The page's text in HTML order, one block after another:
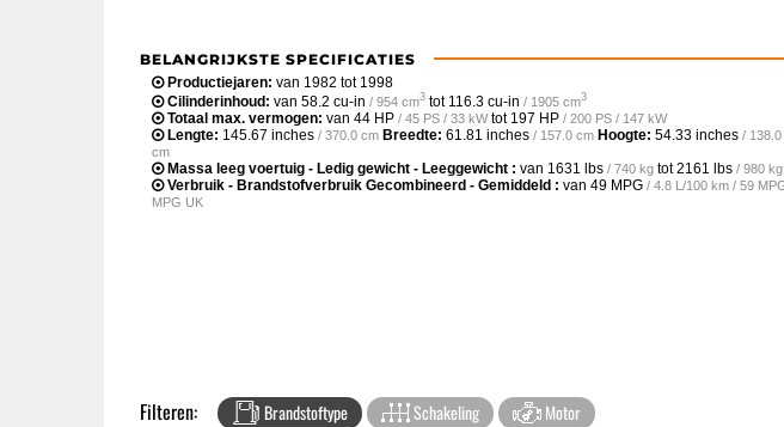
BELANGRIJKSTE SPECIFICATIES
Productiejaren: van 1982 tot 1998
Cilinderinhoud: van 58.2 cu-in / 954 cm3 tot 116.3 cu-in / 1905 cm3
Totaal max. vermogen: van 44 HP / 45 PS / 33 kWtot 197 HP / 200 PS / 147 kW
Lengte: 145.67 inches / 370.0 cm Breedte: 61.81 inches / 157.0 cm Hoogte: 54.33 inches /
cm
Massa leeg voertuig - Ledig gewicht - Leeggewicht : van 1631 lbs / 740 kg tot2161 lbs / 980 kg
Verbruik - Brandstofverbruik Gecombineerd - Gemiddeld : van 49 MPG / 4.8 L/100 km / 59
MPG UK
Filteren: Brandstoftype Schakeling Motor